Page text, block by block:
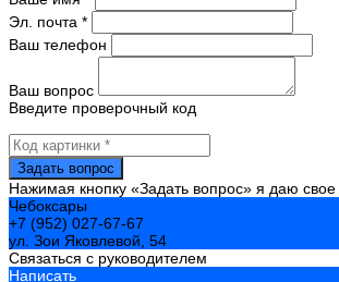
Эл. почта *
Ваш телефон
Ваш вопрос
Введите проверочный код
Нажимая кнопку «Задать вопрос» я даю свое
Чебоксары
+7 (952) 027-67-67
ул. Зои Яковлевой, 54
Связаться с руководителем
Написать